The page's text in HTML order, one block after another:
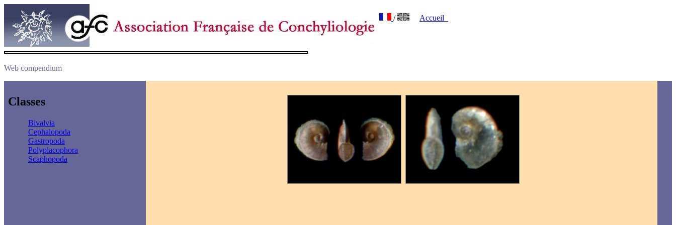
/ Accueil
Web compendium
Classes
Bivalvia
Cephalopoda
Gastropoda
Polyplacophora
Scaphopoda